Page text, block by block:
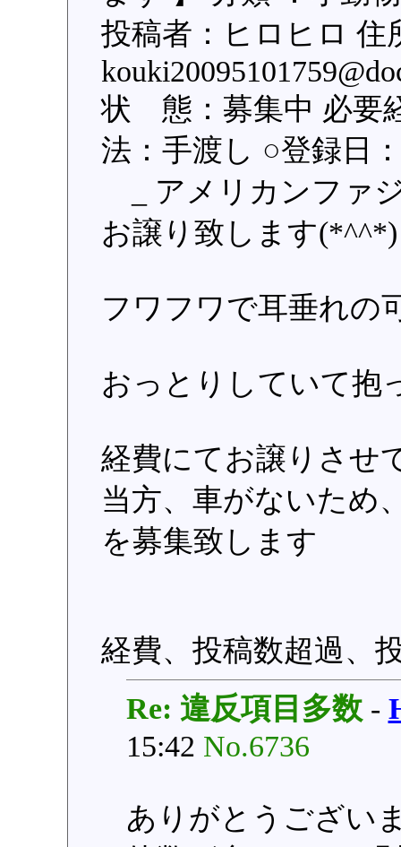
投稿者：ヒロヒロ 住
状 態：募集中 必要
法：手渡し ○登録日
_ アメリカンファ
お譲り致します(*^^*)
フワフワで耳垂れの
おっとりしていて抱
経費にてお譲りさせ
当方、車がないため
を募集致します
経費、投稿数超過、
Re: 違反項目多数-
15:42 No.6736
ありがとうござい